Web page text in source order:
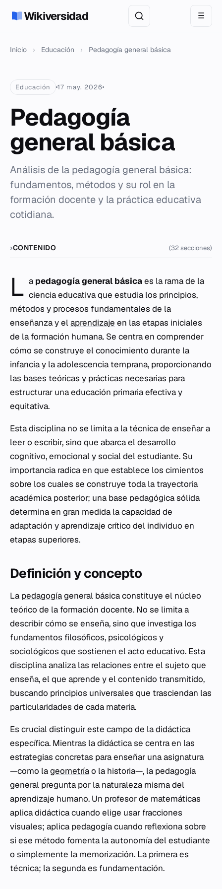
Wikiversidad ☰
Inicio › Educación › Pedagogía general básica
Educación 17 may. 2026
Pedagogía
general básica
Análisis de la pedagogía general básica:
fundamentos, métodos y su rol en la
formación docente y la práctica educativa
cotidiana.
CONTENIDO (32 secciones)
L a pedagogía general básicaes la rama de la
ciencia educativa que estudia los principios,
métodos y procesos fundamentales de la
enseñanza y elaprendizaje en las etapas iniciales
de la formación humana. Se centra en comprender
cómo se construye el conocimiento durante la
infancia y la adolescencia temprana, proporcionando
las bases teóricas y prácticas necesarias para
estructurar una educación primaria efectiva y
equitativa.
Esta disciplina no se limita a la técnica de enseñar a
leer o escribir, sino que abarca el desarrollo
cognitivo, emocional y social del estudiante. Su
importancia radica en que establece los cimientos
sobre los cuales se construye toda la trayectoria
académica posterior; una base pedagógica sólida
determina en gran medida la capacidad de
adaptación y aprendizaje crítico del individuo en
etapas superiores.
Definición y concepto
La pedagogíageneral básica constituye el núcleo
teórico de la formación docente. No se limita a
describir cómo se enseña, sino que investiga los
fundamentos filosóficos, psicológicos y
sociológicos que sostienen el acto educativo. Esta
disciplina analiza las relaciones entre el sujeto que
enseña, el que aprende y el contenido transmitido,
buscando principios universales que trasciendan las
particularidades de cada materia.
Es crucial distinguir este campo de ladidáctica
específica. Mientras la didáctica se centra en las
estrategias concretas para enseñar una asignatura
—como lageometríao la historia—, la pedagogía
general pregunta por la naturaleza misma del
aprendizaje humano. Un profesor de matemáticas
aplica didáctica cuando elige usar fracciones
visuales; aplica pedagogía cuando reflexiona sobre
si ese método fomenta la autonomía del estudiante
o simplemente la memorización. La primera es
técnica; la segunda es fundamentación.